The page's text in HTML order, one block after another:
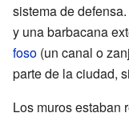
sistema de
y una barbacana
foso (un canal o
parte de la ciudad,
Los muros estaban